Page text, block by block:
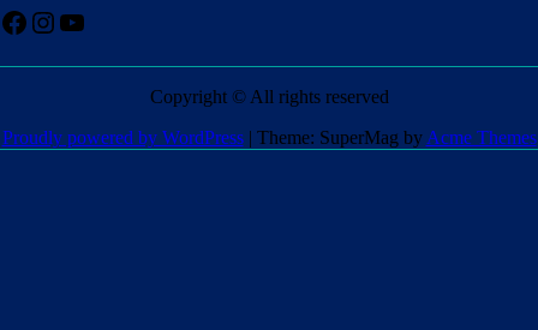
Facebook
Instagram
YouTube
Copyright © All rights reserved
Proudly powered by WordPress | Theme: SuperMag by Acme Themes